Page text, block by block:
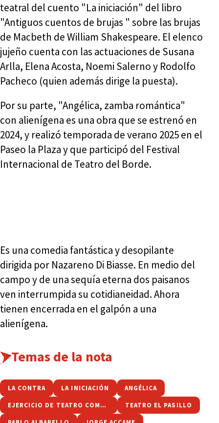
teatral del cuento "La iniciación" del libro
"Antiguos cuentos de brujas " sobre las brujas
de Macbeth de William Shakespeare. El elenco
jujeño cuenta con las actuaciones de Susana
Arlla, Elena Acosta, Noemi Salerno y Rodolfo
Pacheco (quien además dirige la puesta).
Por su parte, "Angélica, zamba romántica"
con alienígena es una obra que se estrenó en
2024, y realizó temporada de verano 2025 en el
Paseo la Plaza y que participó del Festival
Internacional de Teatro del Borde.
Es una comedia fantástica y desopilante
dirigida por Nazareno Di Biasse. En medio del
campo y de una sequía eterna dos paisanos
ven interrumpida su cotidianeidad. Ahora
tienen encerrada en el galpón a una
alienígena.
Temas de la nota
LA CONTRA LA INICIACIÓN ANGÉLICA
EJERCICIO DE TEATRO COMPARADO TEATRO EL PASILLO